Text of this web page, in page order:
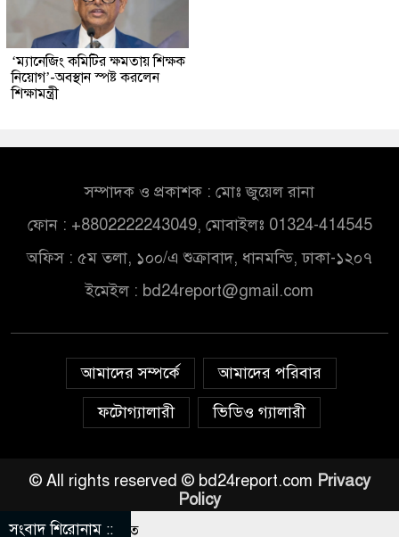
‘ম্যানেজিং কমিটির ক্ষমতায় শিক্ষক
নিয়োগ’-অবস্থান স্পষ্ট করলেন
শিক্ষামন্ত্রী
সম্পাদক ও প্রকাশক : মোঃ জুয়েল রানা
ফোন : +8802222243049, মোবাইলঃ 01324-414545
অফিস : ৫ম তলা, ১০০/এ শুক্রাবাদ, ধানমন্ডি, ঢাকা-১২০৭
ইমেইল : bd24report@gmail.com
আমাদের সম্পর্কে
আমাদের পরিবার
ফটোগ্যালারী
ভিডিও গ্যালারী
© All rights reserved © bd24report.com Privacy
Policy
সংবাদ শিরোনাম ::
আবারো উত্তাল ভারত